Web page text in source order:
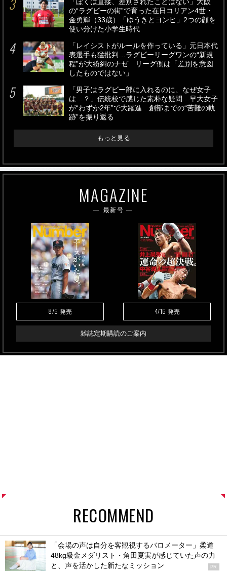
「ぼくは直接、差別されたことはない」大阪
の“ラグビーの街”で育った在日コリアン4世・
金勇輝（33歳）「ゆうきとヨンヒ」2つの顔を
使い分けた小学生時代
「レイシストがルールを作っている」元日本代
表選手も猛批判…ラグビーリーグワンの“新規
程”が大紛糾のナゼ リーグ側は「差別を意図
したものではない」
「男子はラグビー部に入れるのに、なぜ女子
は…？」伝統校で感じた素朴な疑問…早大女子
が“わずか2年”で大躍進 創部までの“苦難の軌
跡”を振り返る
もっと見る
MAGAZINE
最新号
8/6 発売 4/16 発売
雑誌定期購読のご案内
RECOMMEND
「会場の声は自分を客観視するバロメーター」柔道
48kg級金メダリスト・角田夏実が感じていた声の力
と、声を活かした新たなミッション
PR